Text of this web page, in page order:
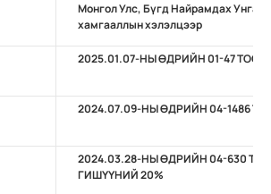
Монгол Улс, Бүгд Найрамдах Унгар
хамгааллын хэлэлцээр
2025.01.07-НЫ ӨДРИЙН 01-47
2024.07.09-НЫ ӨДРИЙН 04-1486
2024.03.28-НЫ ӨДРИЙН 04-630
ГИШҮҮНИЙ 20%